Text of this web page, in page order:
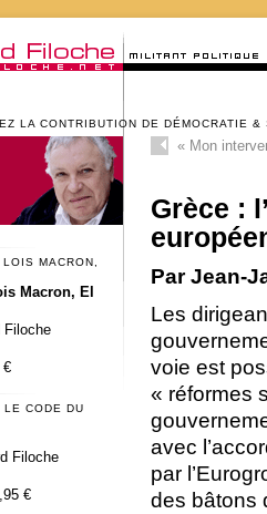
LA CONTRIBUTION DE DÉMOCRATIE &
«Mon
Grèce :
Par Jean-
Les
voie est
« réformes
avec
par
des bâtons
MACRON,
Macron, El
Filoche
€
CODE DU
Filoche
€